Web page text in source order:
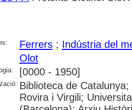
Ferrers; Indústria del
Olot
[0000 - 1950]
Biblioteca de
Rovira i Virgili;